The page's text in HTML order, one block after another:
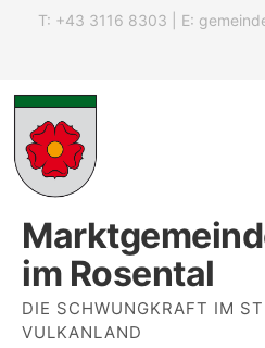
T: +43 3116 8303 | E:
im Rosental
DIE SCHWUNGKRAFT IM
VULKANLAND